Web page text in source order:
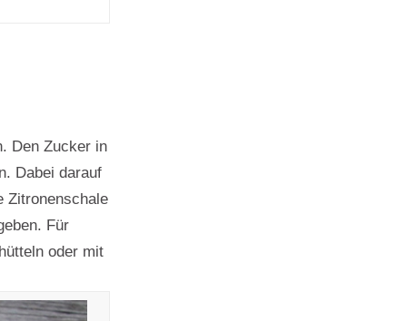
Den Zucker in
Dabei darauf
Zitronenschale
Für
oder mit